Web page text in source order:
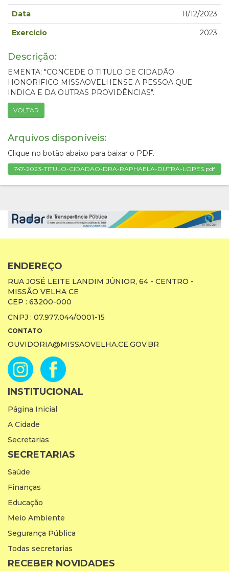
Data 11/12/2023
Exercício 2023
Descrição:
EMENTA: "CONCEDE O TITULO DE CIDADÃO
HONORIFICO MISSAOVELHENSE A PESSOA QUE
INDICA E DA OUTRAS PROVIDÊNCIAS".
VOLTAR
Arquivos disponíveis:
Clique no botão abaixo para baixar o PDF.
747-2023-TITULO-CIDADAO-DRA-RAPHAELA-DUTRA-LOPES.pdf
ENDEREÇO
RUA JOSÉ LEITE LANDIM JÚNIOR, 64 - CENTRO -
MISSÃO VELHA CE
CEP : 63200-000
CNPJ : 07.977.044/0001-15
CONTATO
OUVIDORIA@MISSAOVELHA.CE.GOV.BR
INSTITUCIONAL
Página Inicial
A Cidade
Secretarias
SECRETARIAS
Saúde
Finanças
Educação
Meio Ambiente
Segurança Pública
Todas secretarias
RECEBER NOVIDADES